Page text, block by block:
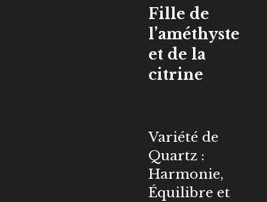
Fille de
l’améthyste
et de la
citrine
Variété de
Quartz :
Harmonie,
Équilibre et